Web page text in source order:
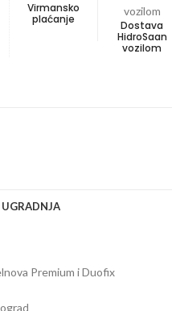
Virmansko
plaćanje
Dostava
HidroSaan
vozilom
Premium i Duofix